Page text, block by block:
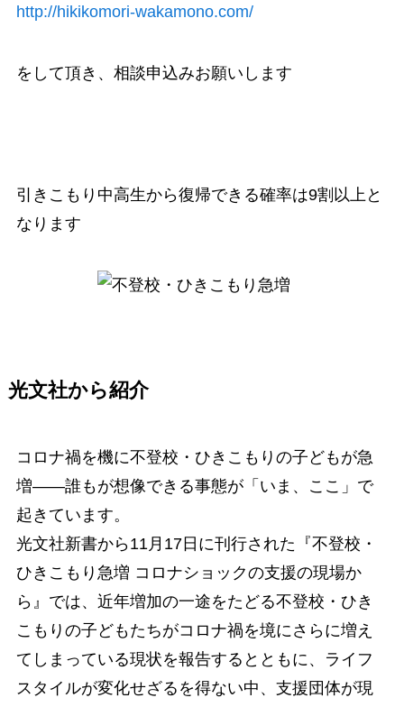
http://hikikomori-wakamono.com/
をして頂き、相談申込みお願いします
引きこもり中高生から復帰できる確率は9割以上と
なります
光文社から紹介
コロナ禍を機に不登校・ひきこもりの子どもが急
増――誰もが想像できる事態が「いま、ここ」で
起きています。
光文社新書から11月17日に刊行された『不登校・
ひきこもり急増 コロナショックの支援の現場か
ら』では、近年増加の一途をたどる不登校・ひき
こもりの子どもたちがコロナ禍を境にさらに増え
てしまっている現状を報告するとともに、ライフ
スタイルが変化せざるを得ない中、支援団体が現